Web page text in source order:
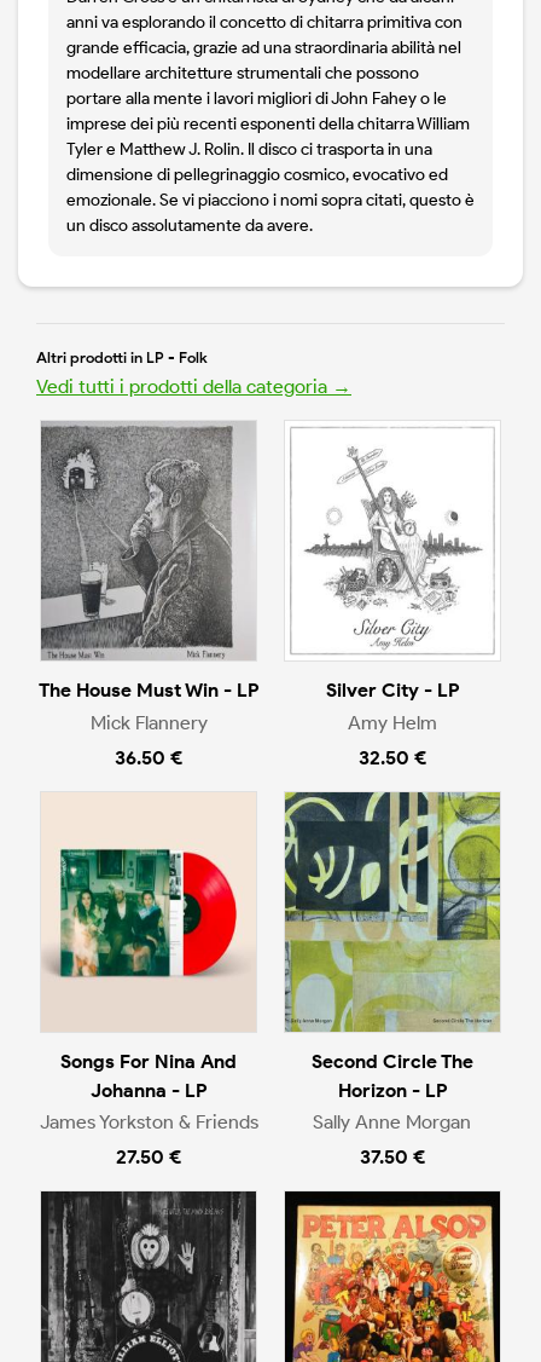
anni va esplorando il concetto di chitarra primitiva con
grande efficacia, grazie ad una straordinaria abilità nel
modellare architetture strumentali che possono
portare alla mente i lavori migliori di John Fahey o le
imprese dei più recenti esponenti della chitarra William
Tyler e Matthew J. Rolin. Il disco ci trasporta in una
dimensione di pellegrinaggio cosmico, evocativo ed
emozionale. Se vi piacciono i nomi sopra citati, questo è
un disco assolutamente da avere.
Altri prodotti in LP - Folk
Vedi tutti i prodotti della categoria →
The House Must Win - LP
Mick Flannery
36.50 €
Silver City - LP
Amy Helm
32.50 €
Songs For Nina And
Johanna - LP
James Yorkston & Friends
27.50 €
Second Circle The
Horizon - LP
Sally Anne Morgan
37.50 €